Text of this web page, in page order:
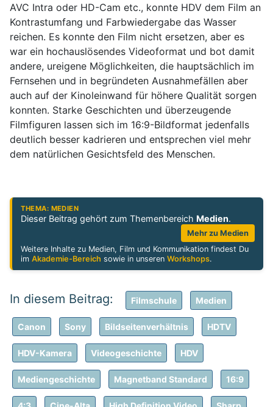
AVC Intra oder HD-Cam etc., konnte HDV dem Film an
Kontrastumfang und Farbwiedergabe das Wasser
reichen. Es konnte den Film nicht ersetzen, aber es
war ein hochauslösendes Videoformat und bot damit
andere, ureigene Möglichkeiten, die hauptsächlich im
Fernsehen und in begründeten Ausnahmefällen aber
auch auf der Kinoleinwand für höhere Qualität sorgen
konnten. Starke Geschichten und überzeugende
Filmfiguren lassen sich im 16:9-Bildformat jedenfalls
deutlich besser kadrieren und entsprechen viel mehr
dem natürlichen Gesichtsfeld des Menschen.
THEMA: MEDIEN
Dieser Beitrag gehört zum Themenbereich Medien.
Mehr zu Medien
Weitere Inhalte zu Medien, Film und Kommunikation findest Du
imAkademie-Bereich sowie in unserenWorkshops.
Filmschule Medien
Canon Sony Bildseitenverhältnis HDTV
HDV-Kamera Videogeschichte HDV
Mediengeschichte Magnetband Standard 16:9